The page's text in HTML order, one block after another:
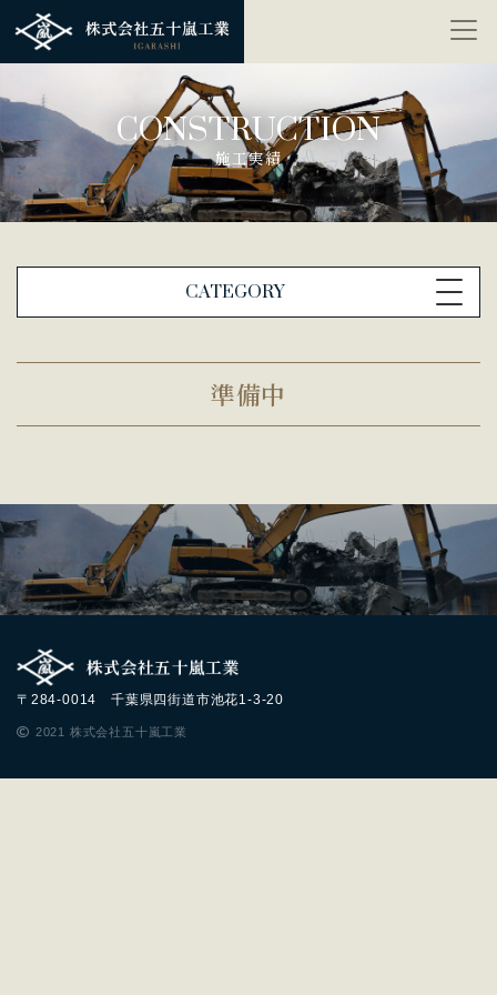
CONSTRUCTION
施工実績
CATEGORY
準備中
〒284-0014 千葉県四街道市池花1-3-20
2021 株式会社五十嵐工業